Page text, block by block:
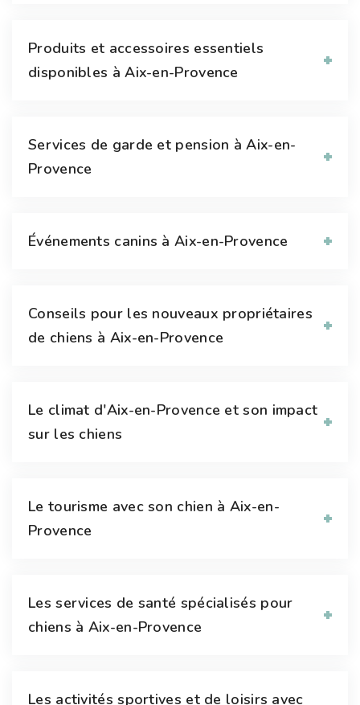
Produits et accessoires essentiels
disponibles à Aix-en-Provence
Services de garde et pension à Aix-en-
Provence
Événements canins à Aix-en-Provence
Conseils pour les nouveaux propriétaires
de chiens à Aix-en-Provence
Le climat d'Aix-en-Provence et son impact
sur les chiens
Le tourisme avec son chien à Aix-en-
Provence
Les services de santé spécialisés pour
chiens à Aix-en-Provence
Les activités sportives et de loisirs avec